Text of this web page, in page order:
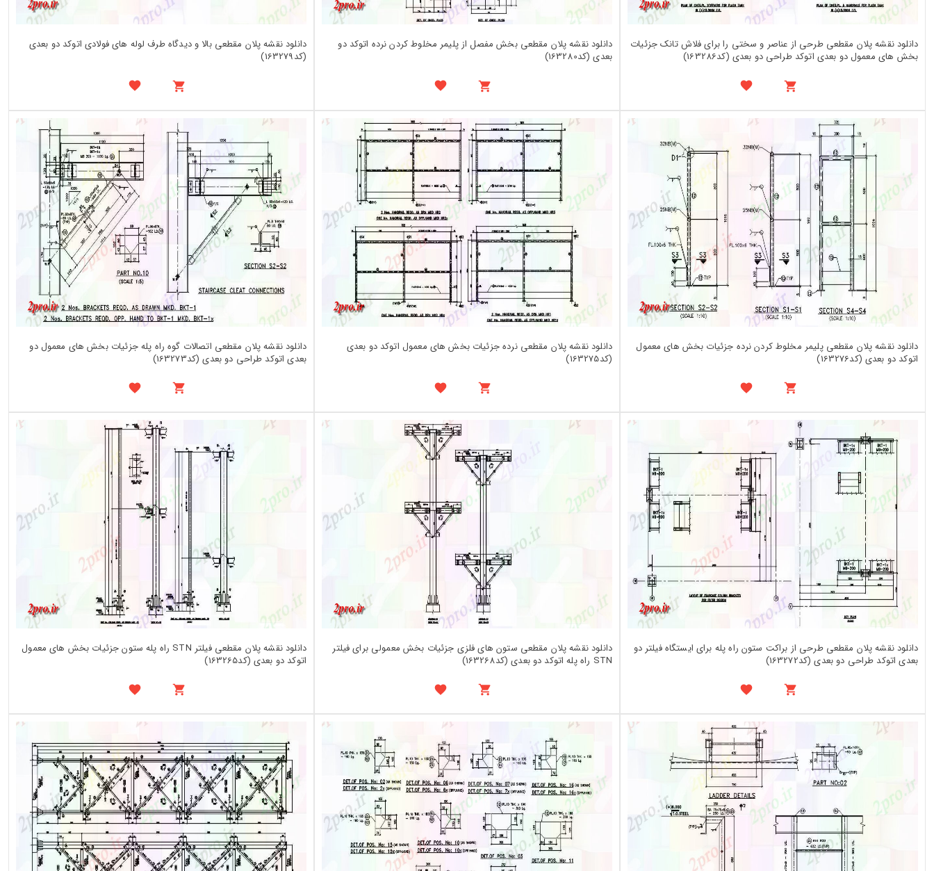
دانلود نقشه پلان مقطعی طرحی از عناصر و سختی را برای فلاش تانک جزئیات
بخش های معمول دو بعدی اتوکد طراحی دو بعدی (کد163286)
دانلود نقشه پلان مقطعی بخش مفصل از پلیمر مخلوط کردن نرده اتوکد دو
بعدی (کد163280)
دانلود نقشه پلان مقطعی بالا و دیدگاه طرف لوله های فولادی اتوکد دو بعدی
(کد163279)
دانلود نقشه پلان مقطعی پلیمر مخلوط کردن نرده جزئیات بخش های معمول
اتوکد دو بعدی (کد163276)
دانلود نقشه پلان مقطعی نرده جزئیات بخش های معمول اتوکد دو بعدی
(کد163275)
دانلود نقشه پلان مقطعی اتصالات گوه راه پله جزئیات بخش های معمول دو
بعدی اتوکد طراحی دو بعدی (کد163273)
دانلود نقشه پلان مقطعی طرحی از براکت ستون راه پله برای ایستگاه فیلتر دو
بعدی اتوکد طراحی دو بعدی (کد163272)
دانلود نقشه پلان مقطعی ستون های فلزی جزئیات بخش معمولی برای فیلتر
STN راه پله اتوکد دو بعدی (کد163268)
دانلود نقشه پلان مقطعی فیلتر STN راه پله ستون جزئیات بخش های معمول
اتوکد دو بعدی (کد163265)